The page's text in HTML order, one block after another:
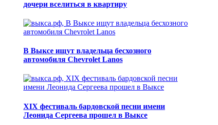
дочери вселиться в квартиру
В Выксе ищут владельца бесхозного
автомобиля Chevrolet Lanos
XIX фестиваль бардовской песни имени
Леонида Сергеева прошел в Выксе